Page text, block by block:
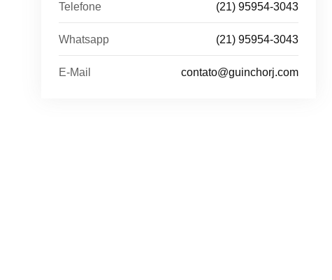
Telefone (21) 95954-3043
Whatsapp (21) 95954-3043
E-Mail contato@guinchorj.com